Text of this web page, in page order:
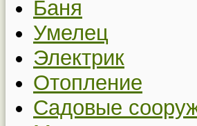
Баня
Умелец
Электрик
Отопление
Садовые